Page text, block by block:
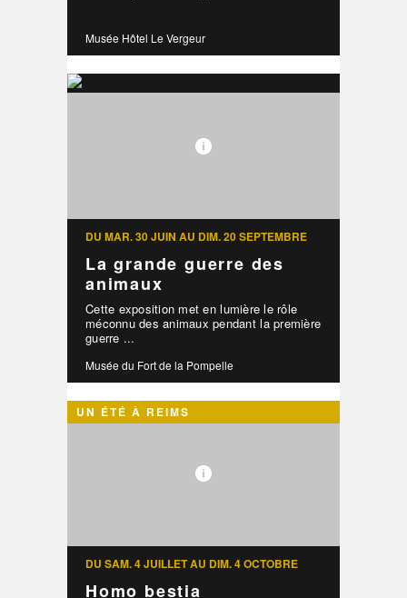
Musée Hôtel Le Vergeur
DU MAR. 30 JUIN AU DIM. 20 SEPTEMBRE
La grande guerre des
animaux
Cette exposition met en lumière le rôle
méconnu des animaux pendant la première
guerre ...
Musée du Fort de la Pompelle
UN ÉTÉ À REIMS
DU SAM. 4 JUILLET AU DIM. 4 OCTOBRE
Homo bestia